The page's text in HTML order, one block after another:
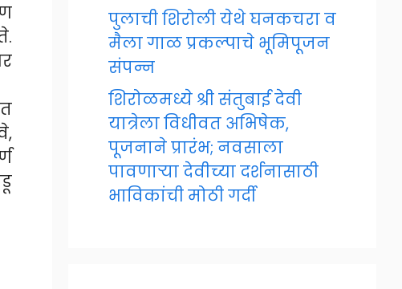
पुलाची शिरोली येथे घनकचरा व
मैला गाळ प्रकल्पाचे भूमिपूजन
संपन्न
शिरोळमध्ये श्री संतुबाई देवी
यात्रेला विधीवत अभिषेक,
पूजनाने प्रारंभ; नवसाला
पावणाऱ्या देवीच्या दर्शनासाठी
भाविकांची मोठी गर्दी